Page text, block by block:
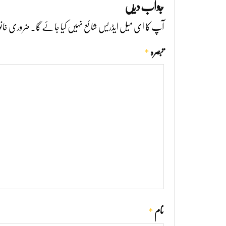
جواب دیں
آپ کا ای میل ایڈریس شائع نہیں کیا جائے گا۔ ضروری
تبصرہ *
نام *